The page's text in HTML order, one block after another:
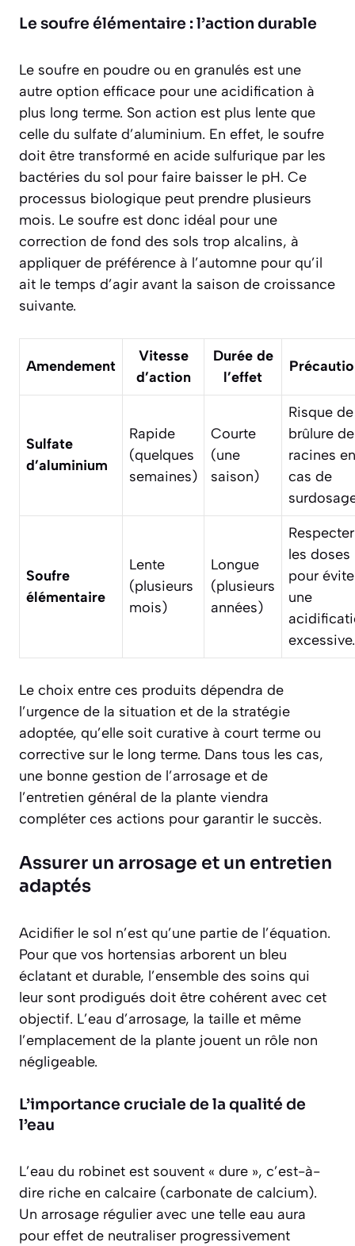
Le soufre élémentaire : l’action durable
Le soufre en poudre ou en granulés est une
autre option efficace pour une acidification à
plus long terme. Son action est plus lente que
celle du sulfate d’aluminium. En effet, le soufre
doit être transformé en acide sulfurique par les
bactéries du sol pour faire baisser le pH. Ce
processus biologique peut prendre plusieurs
mois. Le soufre est donc idéal pour une
correction de fond des sols trop alcalins, à
appliquer de préférence à l’automne pour qu’il
ait le temps d’agir avant la saison de croissance
suivante.
Amendement
Vitesse
d’action
Durée de
l’effet
Sulfate
d’aluminium
Rapide
(quelques
semaines)
Courte
(une
saison)
Risque de
brûlure
racines en
cas de
Soufre
élémentaire
Lente
(plusieurs
mois)
Longue
(plusieurs
années)
Respecter
les doses
pour
une
excessive.
Le choix entre ces produits dépendra de
l’urgence de la situation et de la stratégie
adoptée, qu’elle soit curative à court terme ou
corrective sur le long terme. Dans tous les cas,
une bonne gestion de l’arrosage et de
l’entretien général de la plante viendra
compléter ces actions pour garantir le succès.
Assurer un arrosage et un entretien
adaptés
Acidifier le sol n’est qu’une partie de l’équation.
Pour que vos hortensias arborent un bleu
éclatant et durable, l’ensemble des soins qui
leur sont prodigués doit être cohérent avec cet
objectif. L’eau d’arrosage, la taille et même
l’emplacement de la plante jouent un rôle non
négligeable.
L’importance cruciale de la qualité de
l’eau
L’eau du robinet est souvent « dure », c’est-à-
dire riche en calcaire (carbonate de calcium).
Un arrosage régulier avec une telle eau aura
pour effet de neutraliser progressivement